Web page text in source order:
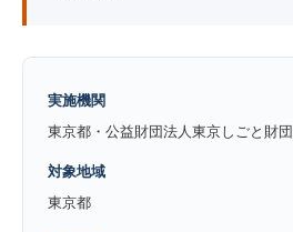
実施機関
東京都・公益財団法人東京しごと財団
対象地域
東京都